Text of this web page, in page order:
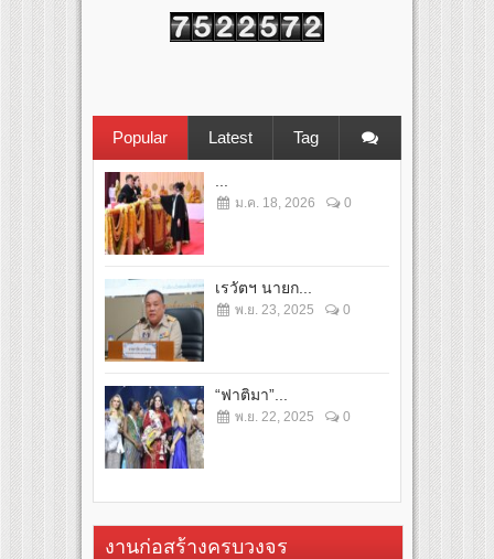
Popular Latest Tag
ม.ค. 18, 2026 0
เรวัตฯ นายก...
พ.ย. 23, 2025 0
“ฟาติมา”...
พ.ย. 22, 2025 0
งานก่อสร้างครบวงจร